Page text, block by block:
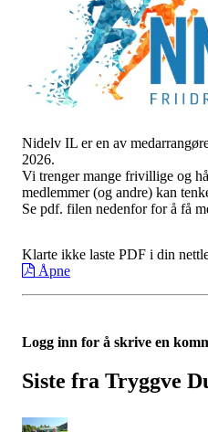
Nidelv IL er en av
2026.
Vi trenger mange frivillige og
medlemmer (og andre) kan
Se pdf. filen nedenfor for å få
Klarte ikke laste PDF i din
Åpne
Logg inn for å skrive en
Siste fra Tryggve